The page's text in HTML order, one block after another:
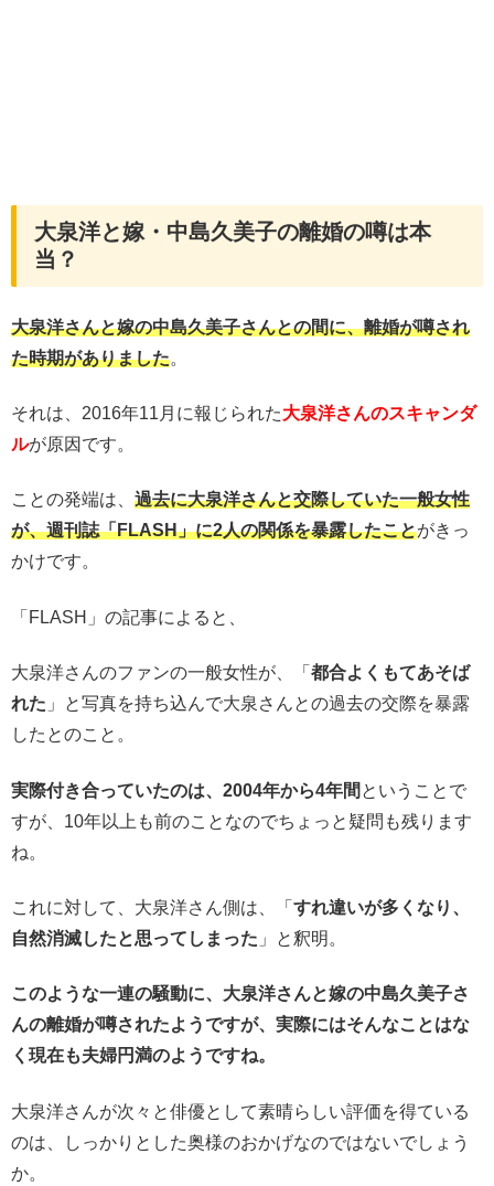
大泉洋と嫁・中島久美子の離婚の噂は本
当？
大泉洋さんと嫁の中島久美子さんとの間に、離婚が噂され
た時期がありました。
それは、2016年11月に報じられた大泉洋さんのスキャンダ
ルが原因です。
ことの発端は、 過去に大泉洋さんと交際していた一般女性
が、週刊誌「FLASH」に2人の関係を暴露したことがきっ
かけです。
「FLASH」の記事によると、
大泉洋さんのファンの一般女性が、「 都合よくもてあそば
れた 」と写真を持ち込んで大泉さんとの過去の交際を暴露
したとのこと。
実際付き合っていたのは、2004年から4年間 ということで
すが、10年以上も前のことなのでちょっと疑問も残ります
ね。
これに対して、大泉洋さん側は、「 すれ違いが多くなり、
自然消滅したと思ってしまった 」と釈明。
このような一連の騒動に、大泉洋さんと嫁の中島久美子さ
んの離婚が噂されたようですが、実際にはそんなことはな
く現在も夫婦円満のようですね。
大泉洋さんが次々と俳優として素晴らしい評価を得ている
のは、しっかりとした奥様のおかげなのではないでしょう
か。